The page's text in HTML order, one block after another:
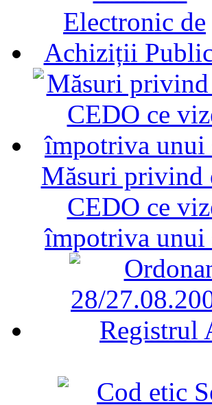
Măsuri privind
CEDO ce
împotriva